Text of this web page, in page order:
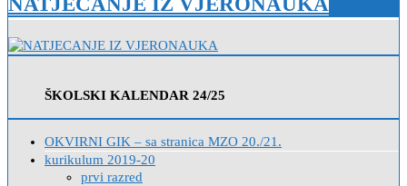
ŠKOLSKI KALENDAR 24/25
OKVIRNI GIK – sa stranica MZO 20./21.
kurikulum 2019-20
prvi razred